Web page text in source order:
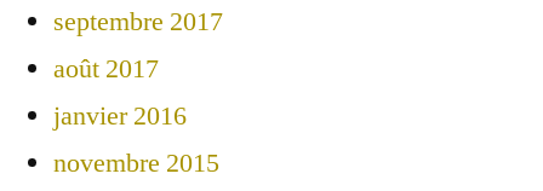
septembre 2017
août 2017
janvier 2016
novembre 2015